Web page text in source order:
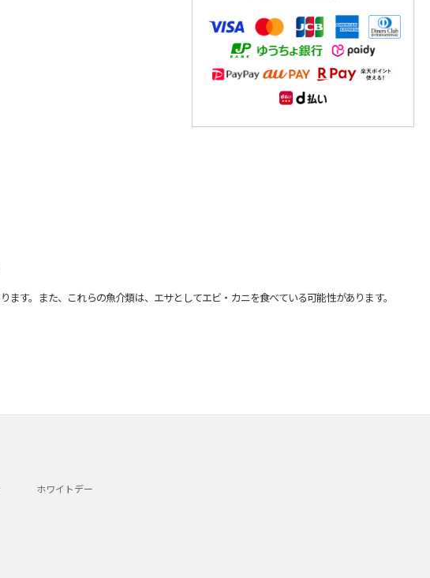
す。また、これらの魚介類は、エサとしてエビ・カニを食べている可能性があります。
ホワイトデー